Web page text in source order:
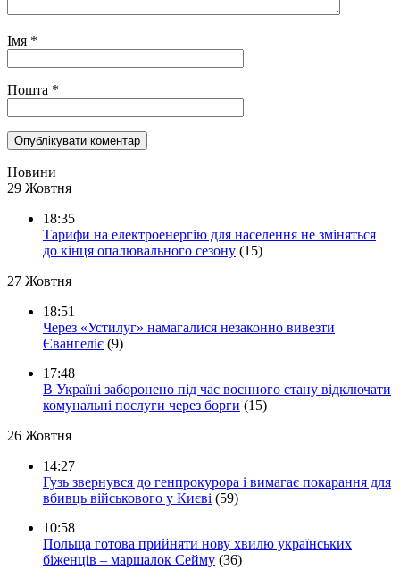
Імя *
Пошта *
Новини
29 Жовтня
18:35
Тарифи на електроенергію для населення не зміняться
до кінця опалювального сезону (15)
27 Жовтня
18:51
Через «Устилуг» намагалися незаконно вивезти
Євангеліє (9)
17:48
В Україні заборонено під час воєнного стану відключати
комунальні послуги через борги (15)
26 Жовтня
14:27
Гузь звернувся до генпрокурора і вимагає покарання для
вбивць військового у Києві (59)
10:58
Польща готова прийняти нову хвилю українських
біженців – маршалок Сейму (36)